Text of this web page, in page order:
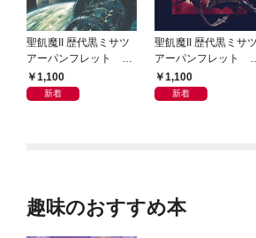
聖飢魔II 歴代黒ミサツ
アーパンフレット Th
e 35++th Anniversary
TENACIOUS GREAT B
1,100
新着
聖飢魔II 歴代黒ミサツ
アーパンフレット
DEO & MUTANT “LIV
E” BLACK MASS TOU
1,100
新着
趣味のおすすめ本